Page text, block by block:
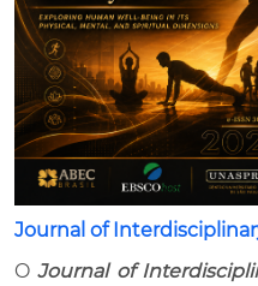
Journal of
OJournal of